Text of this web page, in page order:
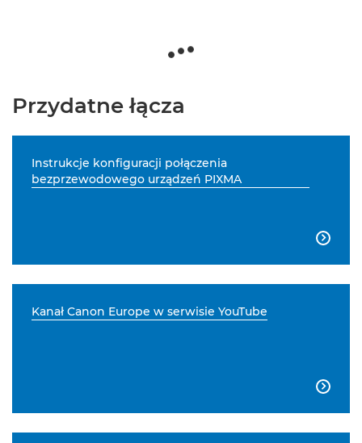
Przydatne łącza
Instrukcje konfiguracji połączenia
bezprzewodowego urządzeń PIXMA

Kanał Canon Europe w serwisie YouTube
